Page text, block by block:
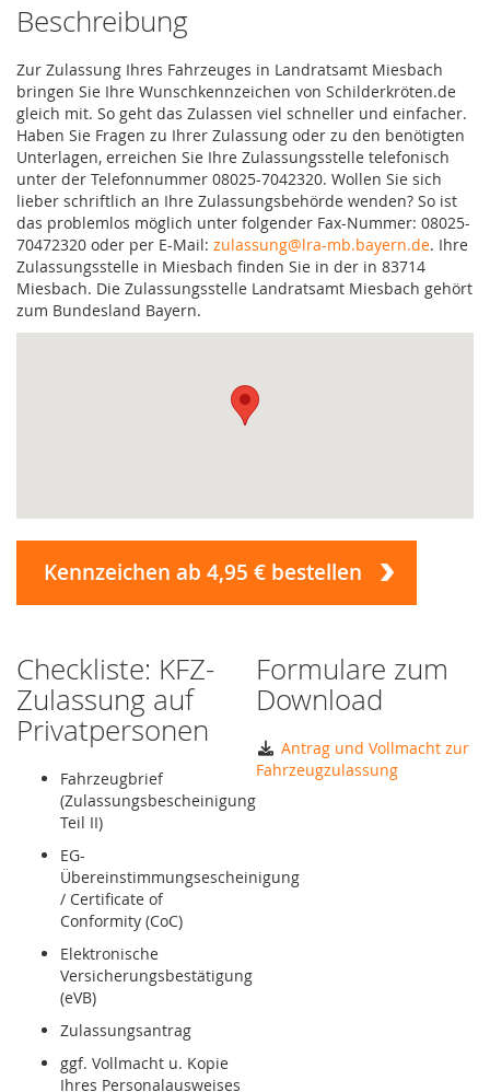
Beschreibung
Zur Zulassung Ihres Fahrzeuges in Landratsamt Miesbach
bringen Sie Ihre Wunschkennzeichen von Schilderkröten.de
gleich mit. So geht das Zulassen viel schneller und einfacher.
Haben Sie Fragen zu Ihrer Zulassung oder zu den benötigten
Unterlagen, erreichen Sie Ihre Zulassungsstelle telefonisch
unter der Telefonnummer 08025-7042320. Wollen Sie sich
lieber schriftlich an Ihre Zulassungsbehörde wenden? So ist
das problemlos möglich unter folgender Fax-Nummer: 08025-
70472320 oder per E-Mail: zulassung@lra-mb.bayern.de. Ihre
Zulassungsstelle in Miesbach finden Sie in der in 83714
Miesbach. Die Zulassungsstelle Landratsamt Miesbach gehört
zum Bundesland Bayern.
Kennzeichen ab 4,95 € bestellen
Checkliste: KFZ-
Zulassung auf
Privatpersonen
Fahrzeugbrief
(Zulassungsbescheinigung
Teil II)
EG-
Übereinstimmungsescheinigung
/ Certificate of
Conformity (CoC)
Elektronische
Versicherungsbestätigung
(eVB)
Zulassungsantrag
ggf. Vollmacht u. Kopie
Ihres Personalausweises
Formulare zum
Download
Antrag und Vollmacht zur
Fahrzeugzulassung